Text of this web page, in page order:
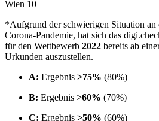
Wien 10
*Aufgrund der schwierigen Situation an
Corona-Pandemie, hat sich das
für den Wettbewerb 2022 bereits ab
Urkunden auszustellen.
A: Ergebnis >75% (80%)
B: Ergebnis >60% (70%)
C: Ergebnis >50% (60%)